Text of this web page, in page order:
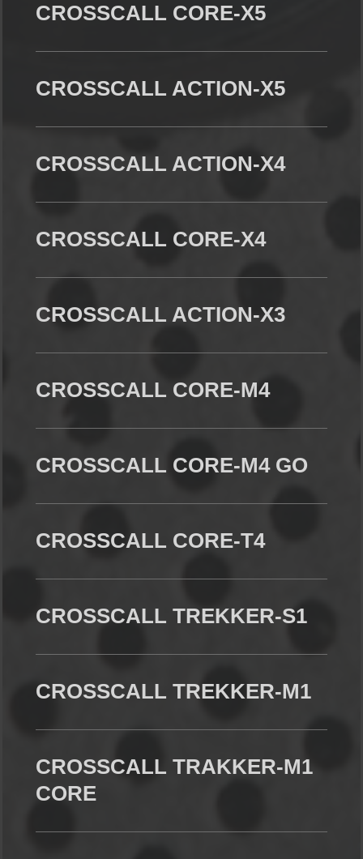
CROSSCALL CORE-X5
CROSSCALL ACTION-X5
CROSSCALL ACTION-X4
CROSSCALL CORE-X4
CROSSCALL ACTION-X3
CROSSCALL CORE-M4
CROSSCALL CORE-M4 GO
CROSSCALL CORE-T4
CROSSCALL TREKKER-S1
CROSSCALL TREKKER-M1
CROSSCALL TRAKKER-M1
CORE